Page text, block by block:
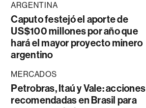
ARGENTINA
Caputo festejó el aporte de
US$100 millones por año que
hará el mayor proyecto minero
argentino
MERCADOS
Petrobras, Itaú y Vale: acciones
recomendadas en Brasil para